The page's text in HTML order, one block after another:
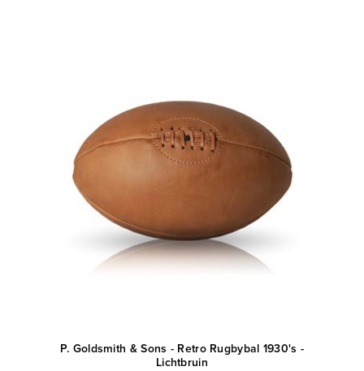
P. Goldsmith & Sons - Retro Rugbybal 1930's -
Lichtbruin